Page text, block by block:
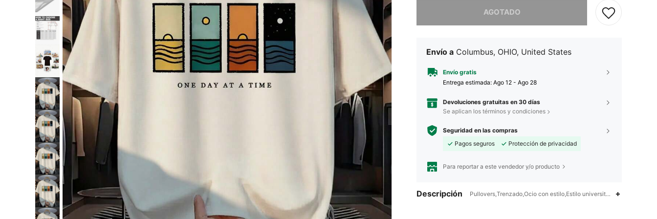
AGOTADO
Envío a Columbus, OHIO, United States
Envío gratis
Entrega estimada: Ago 12 - Ago 28
Devoluciones gratuitas en 30 días
Se aplican los términos y condiciones
Seguridad en las compras
Pagos seguros
Protección de privacidad
Para reportar a este vendedor y/o producto
Descripción Pullovers,Trenzado,Ocio con estilo,Estilo universitario informal